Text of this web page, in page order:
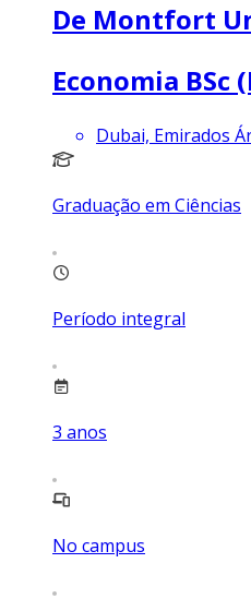
De Montfort
Economia BSc
Dubai, Emirados
Graduação em Ciências
Período integral
3 anos
No campus